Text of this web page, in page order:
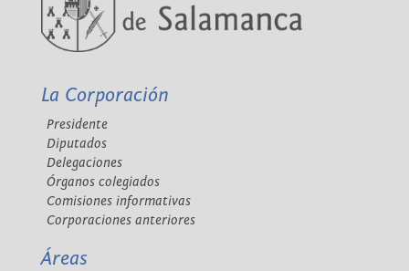
La Corporación
Presidente
Diputados
Delegaciones
Órganos colegiados
Comisiones informativas
Corporaciones anteriores
Áreas